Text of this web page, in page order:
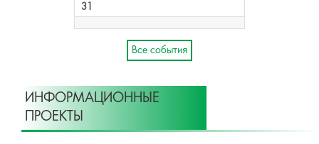
31
Все события
ИНФОРМАЦИОННЫЕ
ПРОЕКТЫ